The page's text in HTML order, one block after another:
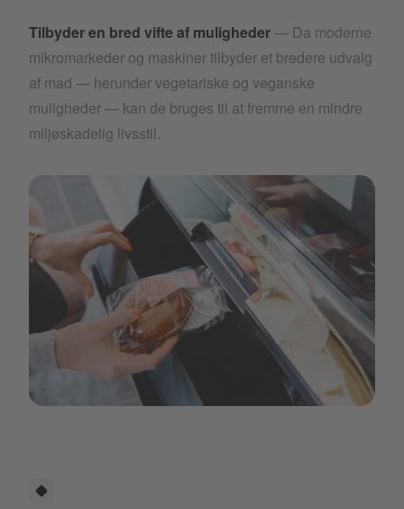
Tilbyder en bred vifte af muligheder— Da moderne
mikromarkeder og maskiner tilbyder et bredere udvalg
af mad — herunder vegetariske og veganske
muligheder — kan de bruges til at fremme en mindre
miljøskadelig livsstil.